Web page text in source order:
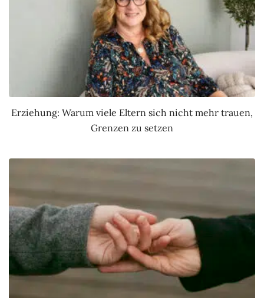
Erziehung: Warum viele Eltern sich nicht mehr trauen,
Grenzen zu setzen